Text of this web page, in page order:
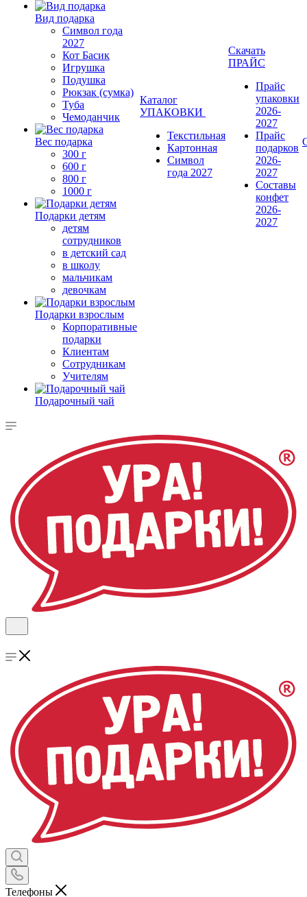
Вид подарка
Символ года
2027
Кот Басик
Игрушка
Подушка
Рюкзак (сумка)
Туба
Чемоданчик
Вес подарка
300 г
600 г
800 г
1000 г
Подарки детям
детям
сотрудников
в детский сад
в школу
мальчикам
девочкам
Подарки взрослым
Корпоративные
подарки
Клиентам
Сотрудникам
Учителям
Подарочный чай
Каталог
УПАКОВКИ
Текстильная
Картонная
Символ
года 2027
Скачать
ПРАЙС
Прайс
упаковки
2026-
2027
Прайс
подарков
2026-
2027
Составы
конфет
2026-
2027
Телефоны